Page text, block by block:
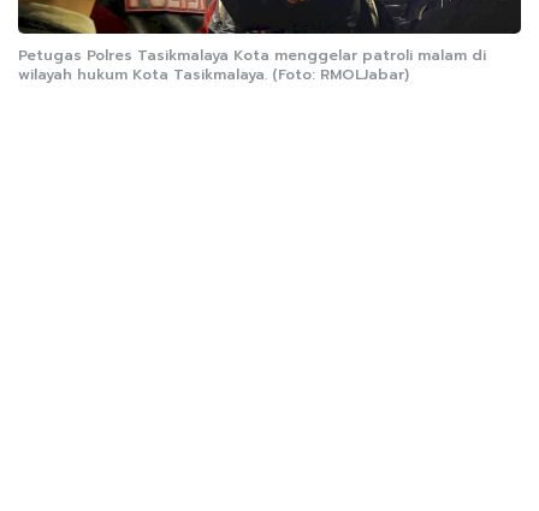
Petugas Polres Tasikmalaya Kota menggelar patroli malam di
wilayah hukum Kota Tasikmalaya. (Foto: RMOLJabar)